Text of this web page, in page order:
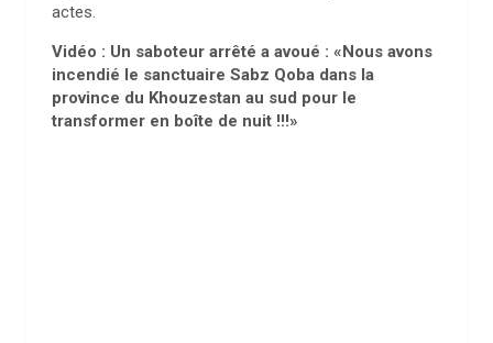
actes.
Vidéo : Un saboteur arrêté a avoué : «Nous avons
incendié le sanctuaire Sabz Qoba dans la
province du Khouzestan au sud pour le
transformer en boîte de nuit !!!»